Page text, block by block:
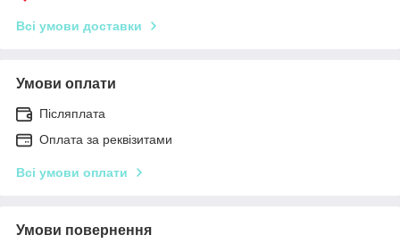
Всі умови доставки
Умови оплати
Післяплата
Оплата за реквізитами
Всі умови оплати
Умови повернення